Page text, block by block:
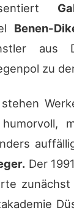
Benen-
aus
zu
Der
zunächst